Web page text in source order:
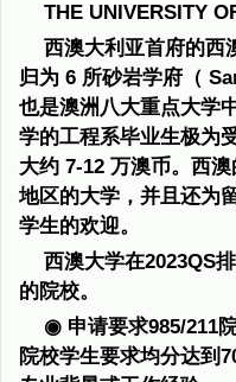
THE UNIVERSITY
西澳大利亚首府的西
归为 6 所砂岩学府（
也是澳洲八大重点大学
学的工程系毕业生极为
大约 7-12 万澳币。西
地区的大学，并且还为
学生的欢迎。
西澳大学在2023QS
的院校。
◉ 申请要求985/211
院校学生要求均分达到